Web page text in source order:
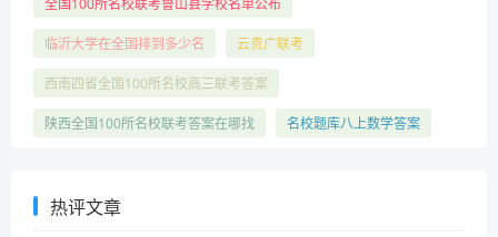
全国100所名校联考鲁山县学校名单公布
临沂大学在全国排到多少名 云贵广联考
西南四省全国100所名校高三联考答案
陕西全国100所名校联考答案在哪找 名校题库八上数学答案
热评文章